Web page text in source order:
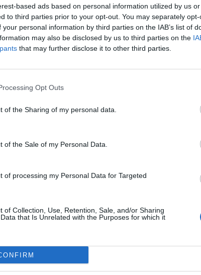
based ads based on personal information utilized by us
to third parties prior to your opt-out. You may separately
personal information by third parties on the IAB’s list of
may also be disclosed by us to third parties on the
that may further disclose it to other third parties.
Opt Outs
of the Sharing of my personal data.
of the Sale of my Personal Data.
of processing my Personal Data for Targeted
of Collection, Use, Retention, Sale, and/or Sharing
that Is Unrelated with the Purposes for which it